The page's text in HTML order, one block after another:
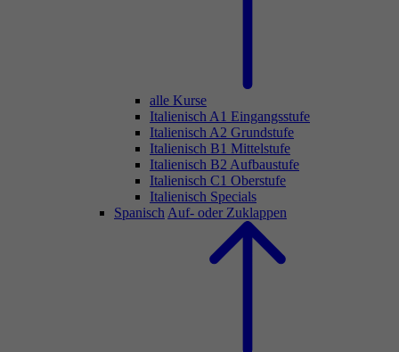
alle Kurse
Italienisch A1 Eingangsstufe
Italienisch A2 Grundstufe
Italienisch B1 Mittelstufe
Italienisch B2 Aufbaustufe
Italienisch C1 Oberstufe
Italienisch Specials
Spanisch Auf- oder Zuklappen